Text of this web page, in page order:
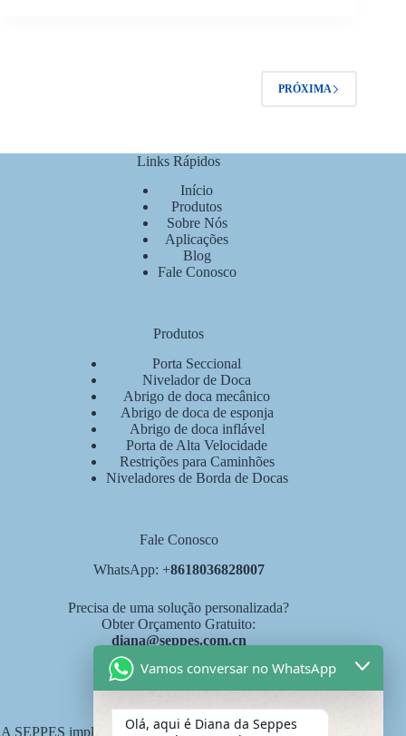
PRÓXIMA
Links Rápidos
Início
Produtos
Sobre Nós
Aplicações
Blog
Fale Conosco
Produtos
Porta Seccional
Nivelador de Doca
Abrigo de doca mecânico
Abrigo de doca de esponja
Abrigo de doca inflável
Porta de Alta Velocidade
Restrições para Caminhões
Niveladores de Borda de Docas
Fale Conosco
WhatsApp: +8618036828007
Precisa de uma solução personalizada?
Obter Orçamento Gratuito:
diana@seppes.com.cn
A SEPPES implementa o novo padrão de serviço industrial de
Vamos conversar no WhatsApp
Olá, aqui é Diana da Seppes